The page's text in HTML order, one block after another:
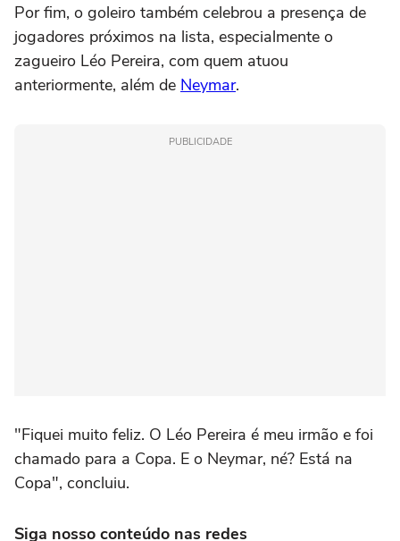
Por fim, o goleiro também celebrou a presença de
jogadores próximos na lista, especialmente o
zagueiro Léo Pereira, com quem atuou
anteriormente, além de Neymar.
PUBLICIDADE
"Fiquei muito feliz. O Léo Pereira é meu irmão e foi
chamado para a Copa. E o Neymar, né? Está na
Copa", concluiu.
Siga nosso conteúdo nas redes